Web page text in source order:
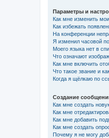
Параметры и
Как мне изменить
Как избежать
На конференции
Я изменил часовой
Моего языка нет в
Что означают
Как мне включить
Что такое звание и
Когда я щёлкаю по
Создание
Как мне создать
Как мне
Как мне добавить
Как мне создать
Почему я не могу